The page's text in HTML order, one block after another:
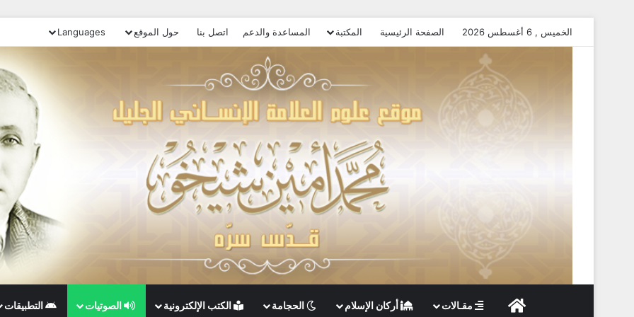
الخميس , 6 أغسطس 2026 الصفحة الرئيسية المكتبة المساعدة والدعم اتصل بنا حول الموقع Languages
الصفحة الرئيسية
مقـالات أركان الإسلام الحجامة الكتب الإلكترونية الصوتيات التطبيقات